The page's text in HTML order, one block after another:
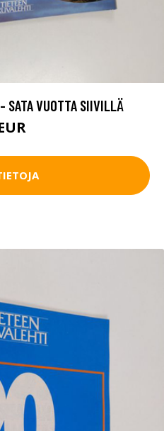
VUOTTA SIIVILLÄ